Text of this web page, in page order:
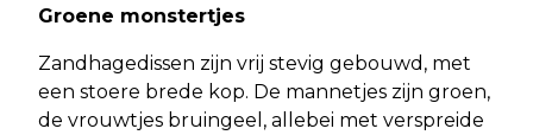
Groene monstertjes
Zandhagedissen zijn vrij stevig gebouwd, met
een stoere brede kop. De mannetjes zijn groen,
de vrouwtjes bruingeel, allebei met verspreide